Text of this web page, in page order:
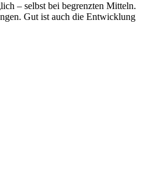
– selbst bei begrenzten Mitteln.
Gut ist auch die Entwicklung